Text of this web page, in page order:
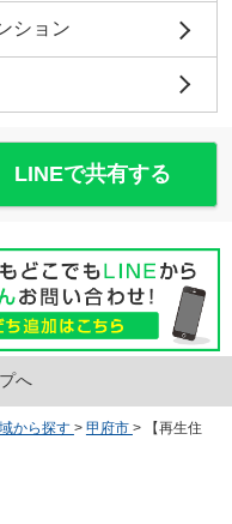
ション
LINEで共有する
へ
から探す > 甲府市 >
【再生住